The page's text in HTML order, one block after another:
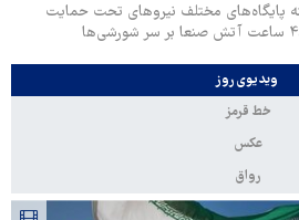
پایگاه‌های مختلف نیروهای تحت حمایت
ویدیوی روز
خط قرمز
عکس
رواق